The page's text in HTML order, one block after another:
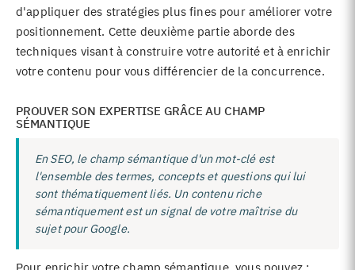
d'appliquer des stratégies plus fines pour améliorer votre
positionnement. Cette deuxième partie aborde des
techniques visant à construire votre autorité et à enrichir
votre contenu pour vous différencier de la concurrence.
PROUVER SON EXPERTISE GRÂCE AU CHAMP
SÉMANTIQUE
En SEO, le champ sémantique d'un mot-clé est
l'ensemble des termes, concepts et questions qui lui
sont thématiquement liés. Un contenu riche
sémantiquement est un signal de votre maîtrise du
sujet pour Google.